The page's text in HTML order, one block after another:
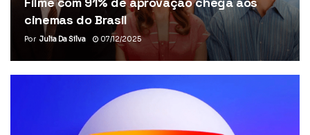
cinemas do Brasil
Por Julia Da Silva 07/12/2025